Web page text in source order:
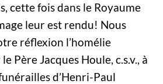
cette fois dans le Royaume
leur est rendu! Nous
réflexion l’homélie
Père Jacques Houle, c.s.v., à
d’Henri-Paul